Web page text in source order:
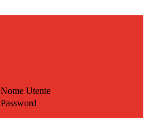
Nome Utente
Password